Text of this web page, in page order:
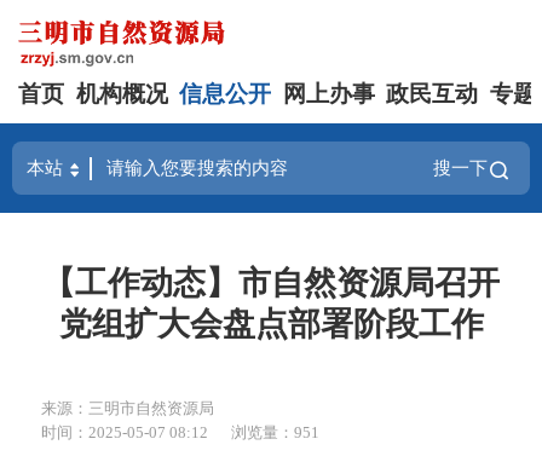
首页 机构概况 信息公开 网上办事 政民互动 专题
搜一下
【工作动态】市自然资源局召开
党组扩大会盘点部署阶段工作
来源：三明市自然资源局
时间：2025-05-07 08:12
浏览量：951